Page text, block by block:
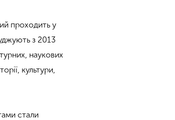
проходить у
з 2013
наукових
культури,
стали